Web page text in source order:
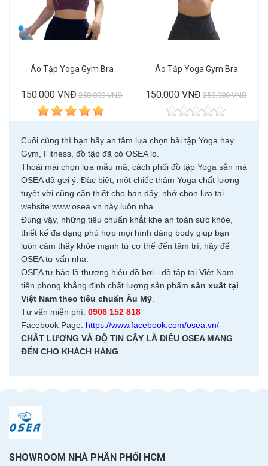
Áo Tập Yoga Gym Bra
150.000 VNĐ 250.000 VNĐ
Áo Tập Yoga Gym Bra
150.000 VNĐ 250.000 VNĐ
Cuối cùng thì bạn hãy an tâm lựa chọn bài tập Yoga hay
Gym, Fitness, đồ tập đã có OSEA lo.
Thoải mái chọn lựa mẫu mã, cách phối đồ tập Yoga sẵn mà
OSEA đã gợi ý. Đặc biệt, một chiếc thảm Yoga chất lượng
tuyệt vời cũng cần thiết cho bạn đấy, nhớ chọn lựa tại
website www.osea.vn này luôn nha.
Đúng vậy, những tiêu chuẩn khắt khe an toàn sức khỏe,
thiết kế đa dạng phù hợp mọi hình dáng body giúp bạn
luôn cảm thấy khỏe mạnh từ cơ thể đến tâm trí, hãy để
OSEA tư vấn nha.
OSEA tự hào là thương hiệu đồ bơi - đồ tập tại Việt Nam
tiên phong khẳng định chất lượng sản phẩm sản xuất tại
Việt Nam theo tiêu chuẩn Âu Mỹ
Tư vấn miễn phí: 0906 152 818
Facebook Page: https://www.facebook.com/osea.vn/
CHẤT LƯỢNG VÀ ĐỘ TIN CẬY LÀ ĐIỀU OSEA MANG
ĐẾN CHO KHÁCH HÀNG
SHOWROOM NHÀ PHÂN PHỐI HCM